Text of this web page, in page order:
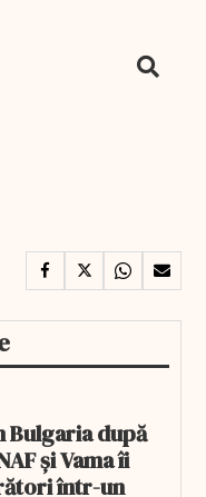
după
și Vama îi
într-un